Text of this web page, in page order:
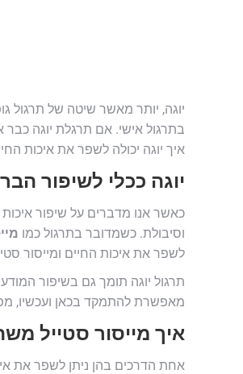
יוגה, יותר מאשר שיטה של תרגול
בתרגול אישי. אם תרגלת יוגה כבר
איך יוגה יכולה לשפר את איכות
יוגה ככלי לשיפור
כאשר אנו מדברים על שיפור
וסיבולת. כשמדובר בתרגול כמו
לשפר את איכות החיים ומייסור
תרגול יוגה תומך גם בשיפור
מאפשרת להתמקד בכאן ועכשיו,
איך מייסור סטייל
אחת הדרכים בהן ניתן לשפר את